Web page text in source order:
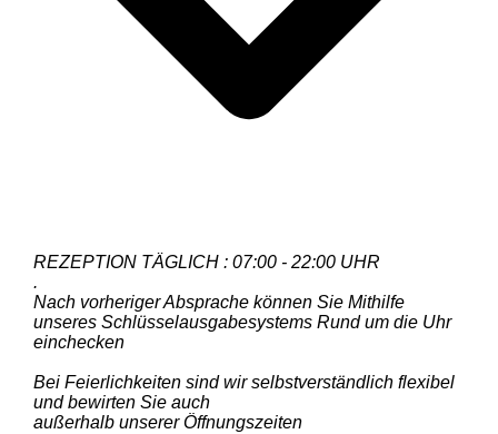
REZEPTION TÄGLICH : 07:00 - 22:00 UHR
.
Nach vorheriger Absprache können Sie Mithilfe
unseres Schlüsselausgabesystems Rund um die Uhr
einchecken
Bei Feierlichkeiten sind wir selbstverständlich flexibel
und bewirten Sie auch
außerhalb unserer Öffnungszeiten